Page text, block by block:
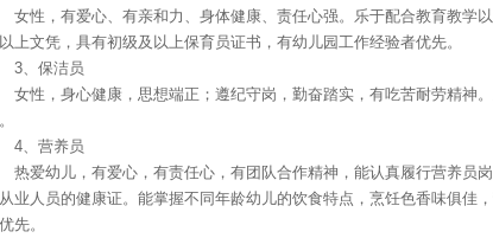
女性，有爱心、有亲和力、身体健康、责任心强。乐于配合教育教学
上文凭，具有初级及以上保育员证书，有幼儿园工作经验者优先。
3、保洁员
女性，身心健康，思想端正；遵纪守岗，勤奋踏实，有吃苦耐劳精神
4、营养员
热爱幼儿，有爱心，有责任心，有团队合作精神，能认真履行营养员
业人员的健康证。能掌握不同年龄幼儿的饮食特点，烹饪色香味俱佳
先。